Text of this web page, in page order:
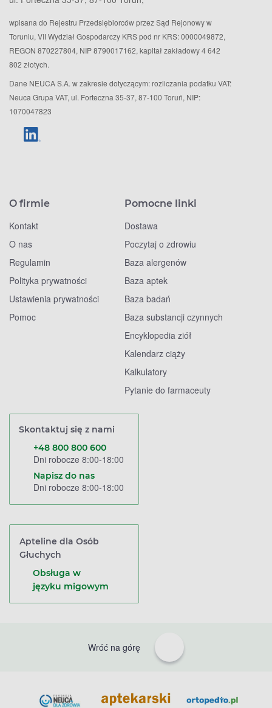
wpisana do Rejestru Przedsiębiorców przez Sąd Rejonowy w
Toruniu, VII Wydział Gospodarczy KRS pod nr KRS: 0000049872,
REGON 870227804, NIP 8790017162, kapitał zakładowy 4 642
802 złotych.
Dane NEUCA S.A. w zakresie dotyczącym: rozliczania podatku VAT:
Neuca Grupa VAT, ul. Forteczna 35-37, 87-100 Toruń, NIP:
1070047823
O firmie
Kontakt
O nas
Regulamin
Polityka prywatności
Ustawienia prywatności
Pomoc
Pomocne linki
Dostawa
Poczytaj o zdrowiu
Baza alergenów
Baza aptek
Baza badań
Baza substancji czynnych
Encyklopedia ziół
Kalendarz ciąży
Kalkulatory
Pytanie do farmaceuty
Skontaktuj się z nami
+48 800 800 600
Dni robocze 8:00-18:00
Napisz do nas
Dni robocze 8:00-18:00
Apteline dla Osób
Głuchych
Obsługa w
języku migowym
Wróć na górę